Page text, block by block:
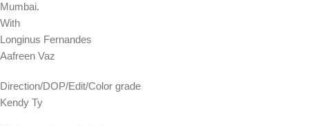
Mumbai.
With
Longinus Fernandes
Aafreen Vaz
Direction/DOP/Edit/Color grade
Kendy Ty